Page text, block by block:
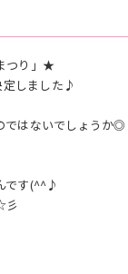
つり」★
定しました♪
ではないでしょうか◎
です(^^♪
彡